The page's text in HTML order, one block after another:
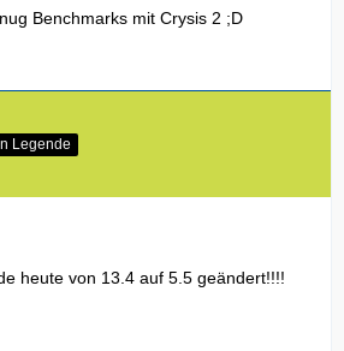
Benchmarks mit Crysis 2 ;D
Legende
heute von 13.4 auf 5.5 geändert!!!!